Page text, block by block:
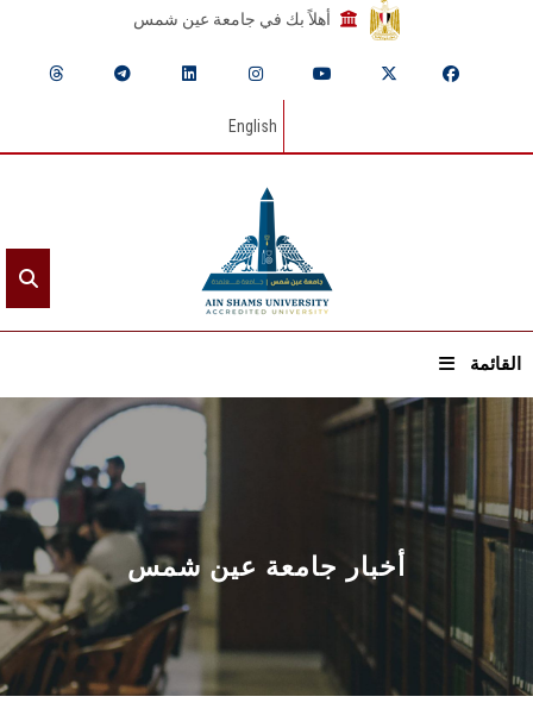
أهلاً بك في جامعة عين شمس
English
القائمة
الرئيسيـة
عن الجامعة
القطاعـات
الشئون الأكاديمية
البحث العلمي
أخبار جامعة عين شمس